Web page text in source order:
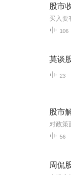
股市
106
莫谈
23
股市
56
周侃